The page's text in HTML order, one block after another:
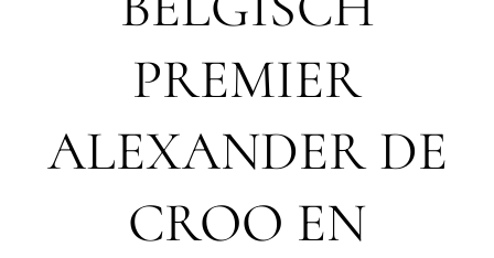
PREMIER
ALEXANDER DE
CROO EN